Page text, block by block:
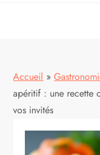
Accueil »
apéritif : une recette
vos invités